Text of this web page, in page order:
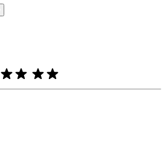
produktów i gwiazdek są przydatne